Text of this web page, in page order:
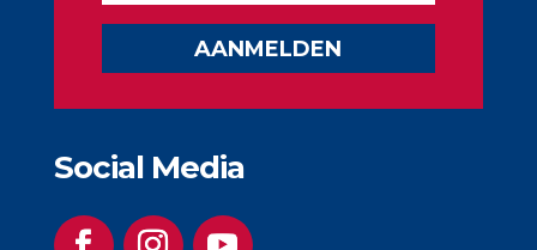
AANMELDEN
Social Media